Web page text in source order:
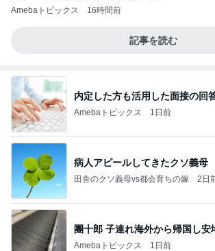
Amebaトピックス 16時間前
記事を読む
内定した方も活用した面接の回
Amebaトピックス 1日前
病人アピールしてきたクソ義母
田舎のクソ義母vs都会育ちの嫁 2日
團十郎 子連れ海外から帰国し安
Amebaトピックス 1日前